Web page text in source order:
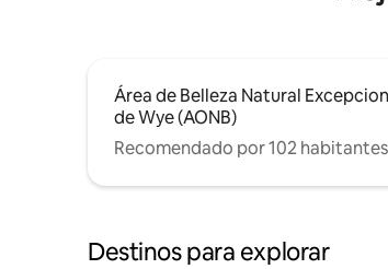
Área de Belleza Natural
de Wye (AONB)
Recomendado por 102
Destinos para explorar